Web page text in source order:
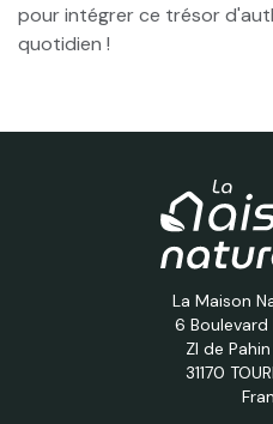
pour intégrer ce trésor
quotidien !
La Maison
6 Boulevard
ZI de
31170